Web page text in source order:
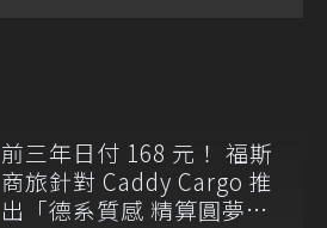
前三年日付 168 元！ 福斯
商旅針對 Caddy Cargo 推
出「德系質感 精算圓夢」